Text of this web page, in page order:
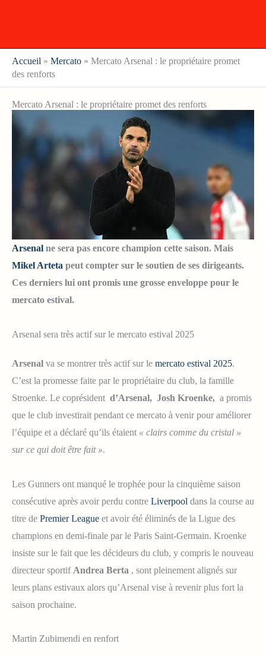
Accueil » Mercato » Mercato Arsenal : le propriétaire promet
des renforts
Mercato Arsenal : le propriétaire promet des renforts
Arsenal ne sera pas encore champion cette saison. Mais
Mikel Arteta peut compter sur le soutien de ses dirigeants.
Ces derniers lui ont promis une grosse enveloppe pour le
mercato estival.
Arsenal sera très actif sur le mercato estival 2025
Arsenal va se montrer très actif sur le mercato estival 2025.
C’est la promesse faite par le propriétaire du club, la famille
Stroenke. Le coprésident d’Arsenal, Josh Kroenke, a promis
que le club investirait pendant ce mercato à venir pour améliorer
l’équipe et a déclaré qu’ils étaient « clairs comme du cristal »
sur ce qui doit être fait ».
Les Gunners ont manqué le trophée pour la cinquième saison
consécutive après avoir perdu contre Liverpool dans la course au
titre de Premier League et avoir été éliminés de la Ligue des
champions en demi-finale par le Paris Saint-Germain. Kroenke
insiste sur le fait que les décideurs du club, y compris le nouveau
directeur sportif Andrea Berta , sont pleinement alignés sur
leurs plans estivaux alors qu’Arsenal vise à revenir plus fort la
saison prochaine.
Martin Zubimendi en renfort